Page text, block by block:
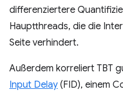
differenziertere
Hauptthreads, die die
Seite verhindert.
Außerdem korreliert TBT
Input Delay (FID), einem